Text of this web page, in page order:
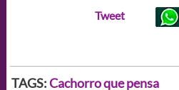
Tweet
TAGS:Cachorro que pensa